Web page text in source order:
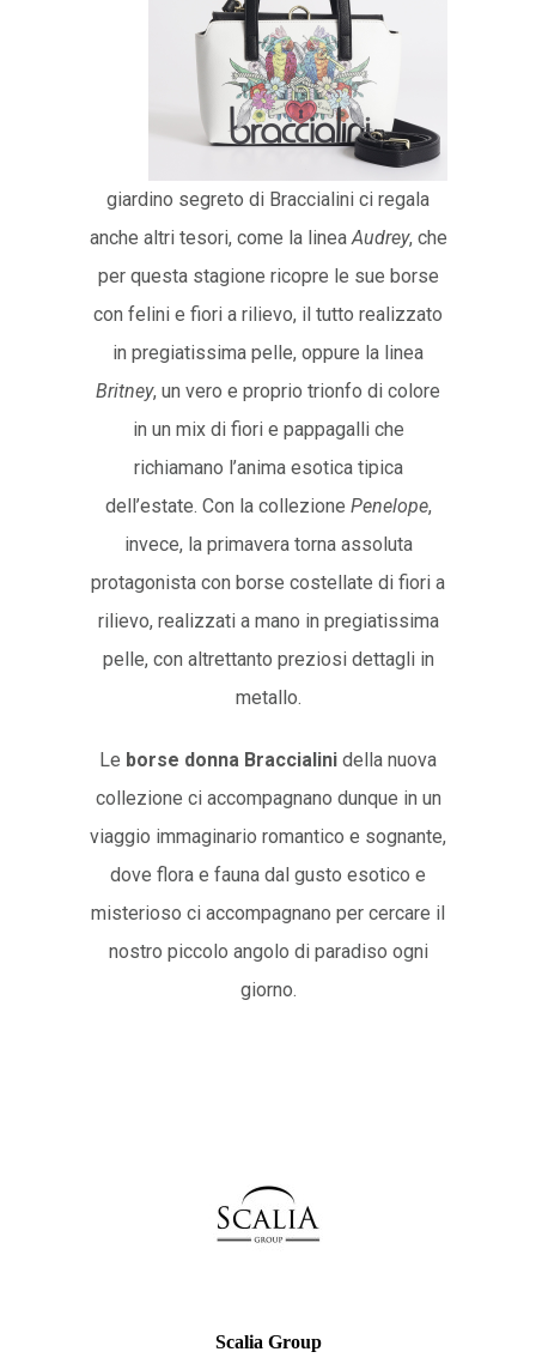
giardino segreto di Braccialini ci regala
anche altri tesori, come la lineaAudrey, che
per questa stagione ricopre le sue borse
con felini e fiori a rilievo, il tutto realizzato
in pregiatissima pelle, oppure la linea
Britney, un vero e proprio trionfo di colore
in un mix di fiori e pappagalli che
richiamano l’anima esotica tipica
dell’estate. Con la collezione Penelope,
invece, la primavera torna assoluta
protagonista con borse costellate di fiori a
rilievo, realizzati a mano in pregiatissima
pelle, con altrettanto preziosi dettagli in
metallo.
Le borse donna Braccialini della nuova
collezione ci accompagnano dunque in un
viaggio immaginario romantico e sognante,
dove flora e fauna dal gusto esotico e
misterioso ci accompagnano per cercare il
nostro piccolo angolo di paradiso ogni
giorno.
Scalia Group